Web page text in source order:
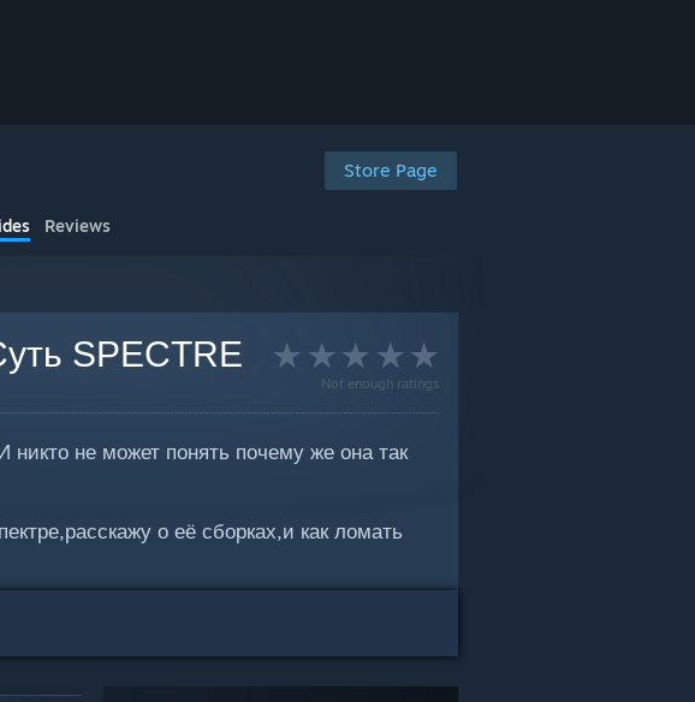
Store Page
Reviews
Not enough ratings
SPECTRE
не может понять почему же она так
о её сборках,и как ломать